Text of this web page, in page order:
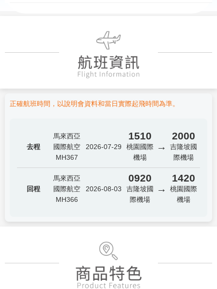
正確航班時間，以說明會資料和當日實際起飛時間為準。
去程
馬來西亞
國際航空
MH367
2026-07-29
1510
桃園國際
機場
→
2000
吉隆坡國
際機場
回程
馬來西亞
國際航空
MH366
2026-08-03
0920
吉隆坡國
際機場
→
1420
桃園國際
機場